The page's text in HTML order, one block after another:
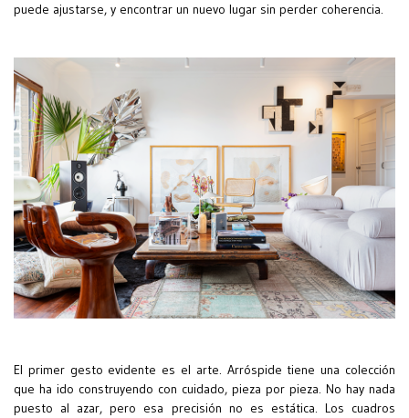
puede ajustarse, y encontrar un nuevo lugar sin perder coherencia.
El primer gesto evidente es el arte. Arróspide tiene una colección
que ha ido construyendo con cuidado, pieza por pieza. No hay nada
puesto al azar, pero esa precisión no es estática. Los cuadros